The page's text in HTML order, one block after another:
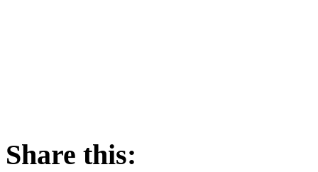
Share this: